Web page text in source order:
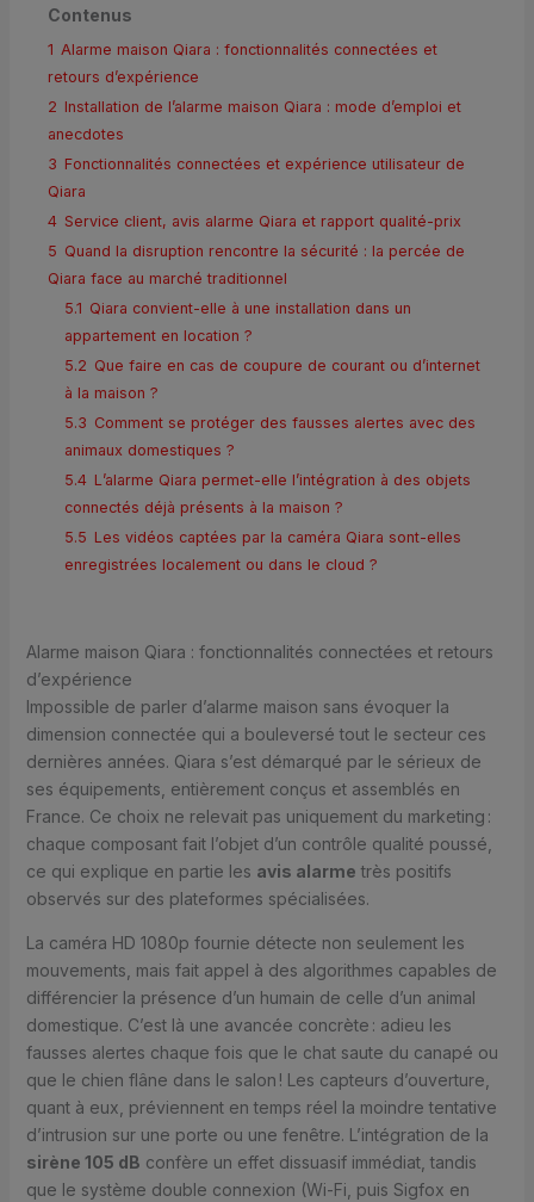
Contenus
1 Alarme maison Qiara : fonctionnalités connectées et
retours d’expérience
2 Installation de l’alarme maison Qiara : mode d’emploi et
anecdotes
3 Fonctionnalités connectées et expérience utilisateur de
Qiara
4 Service client, avis alarme Qiara et rapport qualité-prix
5 Quand la disruption rencontre la sécurité : la percée de
Qiara face au marché traditionnel
5.1 Qiara convient-elle à une installation dans un
appartement en location ?
5.2 Que faire en cas de coupure de courant ou d’internet
à la maison ?
5.3 Comment se protéger des fausses alertes avec des
animaux domestiques ?
5.4 L’alarme Qiara permet-elle l’intégration à des objets
connectés déjà présents à la maison ?
5.5 Les vidéos captées par la caméra Qiara sont-elles
enregistrées localement ou dans le cloud ?
Alarme maison Qiara : fonctionnalités connectées et retours
d’expérience
Impossible de parler d’alarme maison sans évoquer la
dimension connectée qui a bouleversé tout le secteur ces
dernières années. Qiara s’est démarqué par le sérieux de
ses équipements, entièrement conçus et assemblés en
France. Ce choix ne relevait pas uniquement du marketing :
chaque composant fait l’objet d’un contrôle qualité poussé,
ce qui explique en partie les avis alarme très positifs
observés sur des plateformes spécialisées.
La caméra HD 1080p fournie détecte non seulement les
mouvements, mais fait appel à des algorithmes capables de
différencier la présence d’un humain de celle d’un animal
domestique. C’est là une avancée concrète : adieu les
fausses alertes chaque fois que le chat saute du canapé ou
que le chien flâne dans le salon ! Les capteurs d’ouverture,
quant à eux, préviennent en temps réel la moindre tentative
d’intrusion sur une porte ou une fenêtre. L’intégration de la
sirène 105 dB confère un effet dissuasif immédiat, tandis
que le système double connexion (Wi-Fi, puis Sigfox en